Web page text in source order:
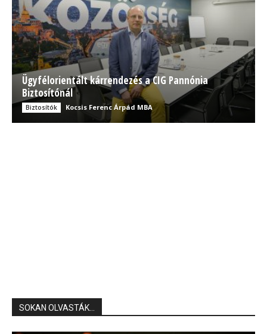
Ügyfélorientált kárrendezés a CIG Pannónia
Biztosítónál
Biztosítók Kocsis Ferenc Árpád MBA
SOKAN OLVASTÁK...